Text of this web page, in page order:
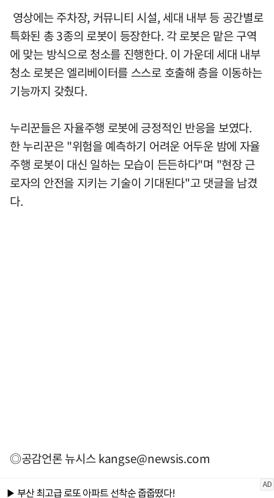
영상에는 주차장, 커뮤니티 시설, 세대 내부 등 공간별로
특화된 총 3종의 로봇이 등장한다. 각 로봇은 맡은 구역
에 맞는 방식으로 청소를 진행한다. 이 가운데 세대 내부
청소 로봇은 엘리베이터를 스스로 호출해 층을 이동하는
기능까지 갖췄다.
누리꾼들은 자율주행 로봇에 긍정적인 반응을 보였다.
한 누리꾼은 "위험을 예측하기 어려운 어두운 밤에 자율
주행 로봇이 대신 일하는 모습이 든든하다"며 "현장 근
로자의 안전을 지키는 기술이 기대된다"고 댓글을 남겼
다.
◎공감언론 뉴시스kangse@newsis.com